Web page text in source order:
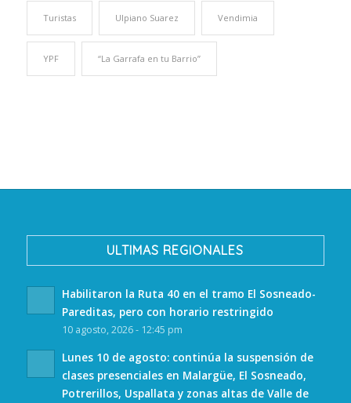
Turistas Ulpiano Suarez Vendimia
YPF “La Garrafa en tu Barrio”
ULTIMAS REGIONALES
Habilitaron la Ruta 40 en el tramo El Sosneado-
Pareditas, pero con horario restringido
10 agosto, 2026 - 12:45 pm
Lunes 10 de agosto: continúa la suspensión de
clases presenciales en Malargüe, El Sosneado,
Potrerillos, Uspallata y zonas altas de Valle de